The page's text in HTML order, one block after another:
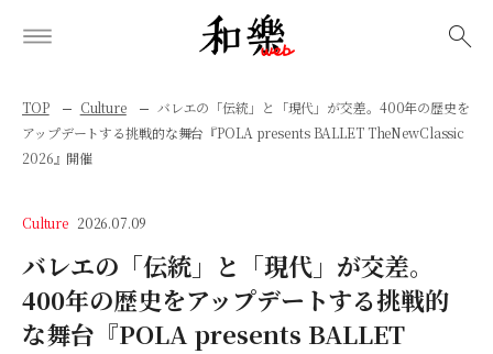
TOP Culture
バレエの「伝統」と「現代」が交差。400年の歴史を
アップデートする挑戦的な舞台『POLA presents BALLET TheNewClassic
2026』開催
Culture 2026.07.09
バレエの「伝統」と「現代」が交差。
400年の歴史をアップデートする挑戦的
な舞台『POLA presents BALLET